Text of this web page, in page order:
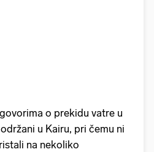
o prekidu vatre u
u Kairu, pri čemu ni
na nekoliko